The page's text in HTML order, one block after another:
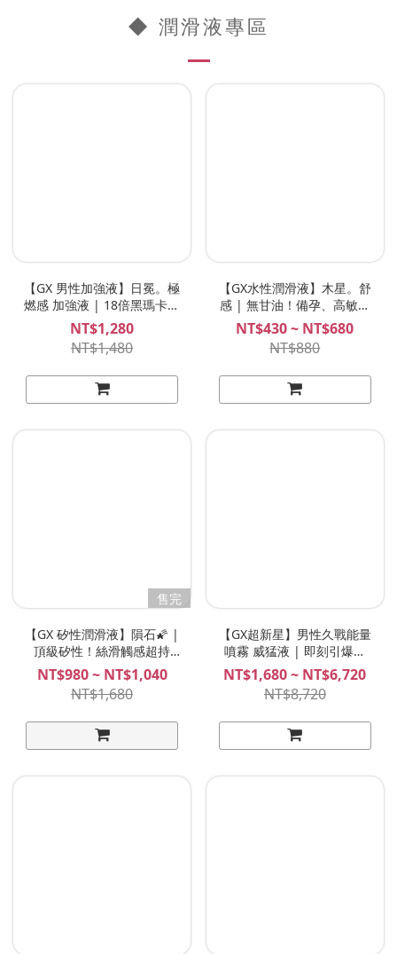
◆ 潤滑液專區
【GX 男性加強液】日冕。極
燃感 加強液 | 18倍黑瑪卡熱
感！讓男性體驗究極炙熱歡
愉！50ml
NT$1,280
NT$1,480
【GX水性潤滑液】木星。舒
感 | 無甘油！備孕、高敏感
體質專用！
NT$430 ~ NT$680
NT$880
售完
【GX 矽性潤滑液】隕石🌠 |
頂級矽性！絲滑觸感超持
久、後庭、愛愛雙用款！
NT$980 ~ NT$1,040
NT$1,680
【GX超新星】男性久戰能量
噴霧 威猛液 | 即刻引爆戰
力！獨家技術植萃配方、讓
男生超想要！GX Supernova
Energy Explosion Spray
NT$1,680 ~ NT$6,720
NT$8,720